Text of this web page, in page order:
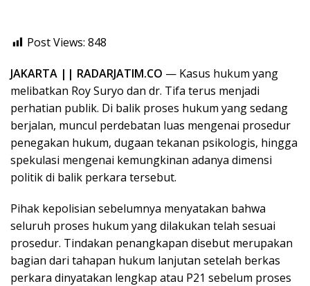
Post Views: 848
JAKARTA || RADARJATIM.CO — Kasus hukum yang
melibatkan Roy Suryo dan dr. Tifa terus menjadi
perhatian publik. Di balik proses hukum yang sedang
berjalan, muncul perdebatan luas mengenai prosedur
penegakan hukum, dugaan tekanan psikologis, hingga
spekulasi mengenai kemungkinan adanya dimensi
politik di balik perkara tersebut.
Pihak kepolisian sebelumnya menyatakan bahwa
seluruh proses hukum yang dilakukan telah sesuai
prosedur. Tindakan penangkapan disebut merupakan
bagian dari tahapan hukum lanjutan setelah berkas
perkara dinyatakan lengkap atau P21 sebelum proses